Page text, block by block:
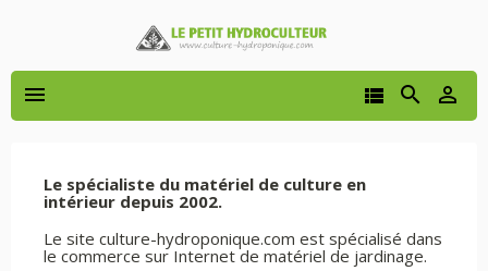
 


Le spécialiste du matériel de culture en
intérieur depuis 2002.
Le site culture-hydroponique.com est spécialisé dans
le commerce sur Internet de matériel de jardinage.